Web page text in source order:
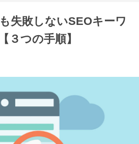
失敗しないSEOキーワ
３つの手順】